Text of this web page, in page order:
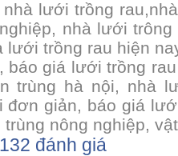
lưới trồng
nhà lưới
lưới trồng rau hiện
giá lưới trồng
trùng hà nội, nhà
giản, báo giá
nông nghiệp,
132 đánh giá